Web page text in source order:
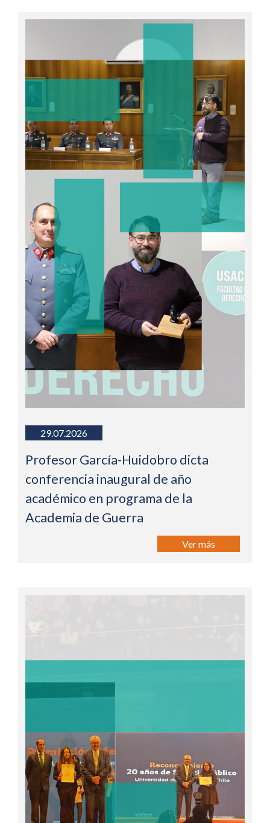
29.07.2026
Profesor García-Huidobro dicta
conferencia inaugural de año
académico en programa de la
Academia de Guerra
Ver más